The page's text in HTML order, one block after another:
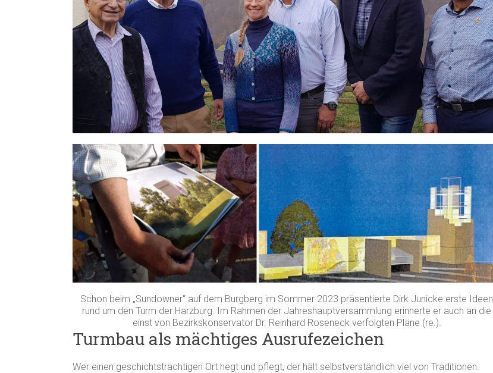
Schon beim „Sundowner“ auf dem Burgberg im Sommer 2023 präsentierte Dirk Junicke erste Ideen
rund um den Turm der Harzburg. Im Rahmen der Jahreshauptversammlung erinnerte er auch an die
einst von Bezirkskonservator Dr. Reinhard Roseneck verfolgten Pläne (re.).
Turmbau als mächtiges Ausrufezeichen
Wer einen geschichtsträchtigen Ort hegt und pflegt, der hält selbstverständlich viel von Traditionen.